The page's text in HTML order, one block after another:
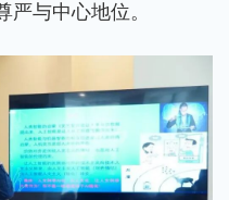
与中心地位。